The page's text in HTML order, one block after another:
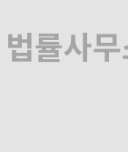
법률사